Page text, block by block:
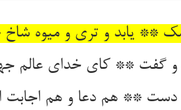
** یابد و تری و میوه
و گفت ** کای خدای عالم
دست ** هم دعا و هم اجابت